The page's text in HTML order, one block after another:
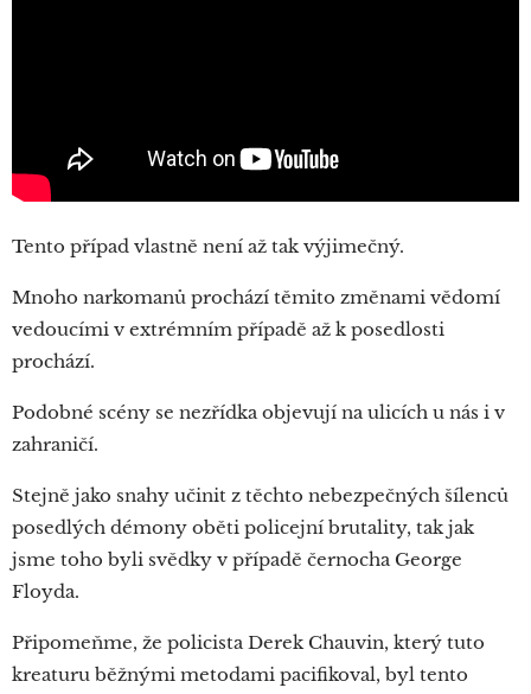
Tento případ vlastně není až tak výjimečný.
Mnoho narkomanů prochází těmito změnami vědomí
vedoucími v extrémním případě až k posedlosti
prochází.
Podobné scény se nezřídka objevují na ulicích u nás i v
zahraničí.
Stejně jako snahy učinit z těchto nebezpečných šílenců
posedlých démony oběti policejní brutality, tak jak
jsme toho byli svědky v případě černocha George
Floyda.
Připomeňme, že policista Derek Chauvin, který tuto
kreaturu běžnými metodami pacifikoval, byl tento